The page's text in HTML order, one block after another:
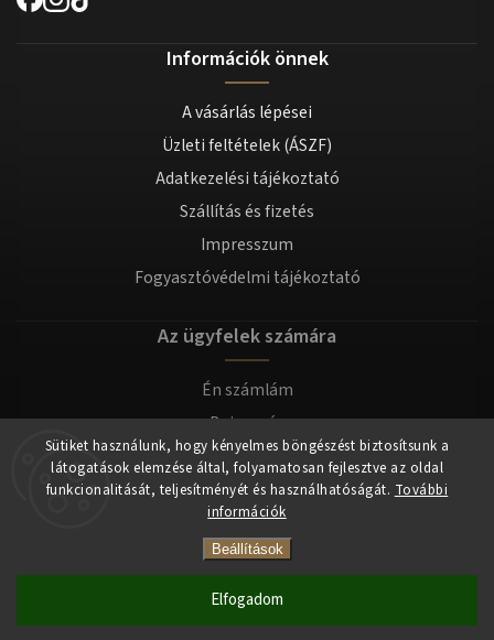
Sütiket használunk, hogy kényelmes böngészést biztosítsunk a
látogatások elemzése által, folyamatosan fejlesztve az oldal
funkcionalitását, teljesítményét és használhatóságát. További
információk
Beállítások
Elfogadom
Információk önnek
A vásárlás lépései
Üzleti feltételek (ÁSZF)
Adatkezelési tájékoztató
Szállítás és fizetés
Impresszum
Fogyasztóvédelmi tájékoztató
Az ügyfelek számára
Én számlám
Bejegyzés
Bejelentkezés
Copyright 2026tomilla.hu. Minden jog fenntartva.